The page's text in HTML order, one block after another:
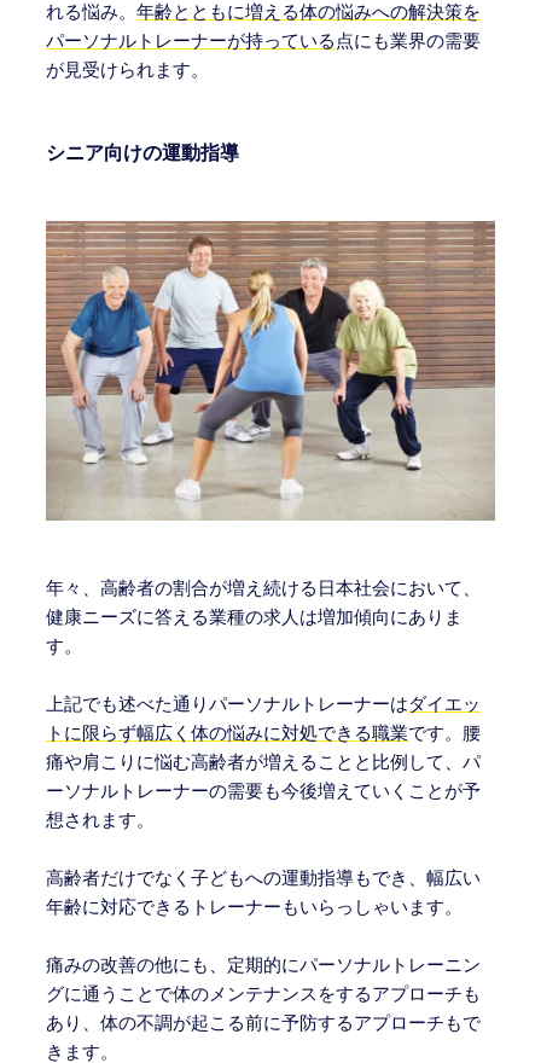
れる悩み。年齢とともに増える体の悩みへの解決策を
パーソナルトレーナーが持っている 点にも業界の需要
が見受けられます。
シニア向けの運動指導
年々、高齢者の割合が増え続ける日本社会において、
健康ニーズに答える業種の求人は増加傾向にありま
す。
上記でも述べた通りパーソナルトレーナーはダイエッ
トに限らず幅広く体の悩みに対処できる職業です。腰
痛や肩こりに悩む高齢者が増えることと比例して、パ
ーソナルトレーナーの需要も今後増えていくことが予
想されます。
高齢者だけでなく子どもへの運動指導もでき、幅広い
年齢に対応できるトレーナーもいらっしゃいます。
痛みの改善の他にも、定期的にパーソナルトレーニン
グに通うことで体のメンテナンスをするアプローチも
あり、体の不調が起こる前に予防するアプローチもで
きます。